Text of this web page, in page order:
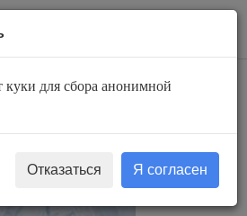
куки для сбора анонимной
Отказаться Я согласен